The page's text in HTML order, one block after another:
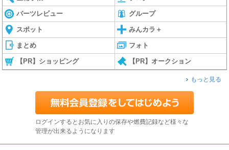
パーツレビュー グループ
スポット みんカラ＋
まとめ フォト
【PR】ショッピング 【PR】オークション
もっと見る
ログインするとお気に入りの保存や燃費記録など様々な
管理が出来るようになります